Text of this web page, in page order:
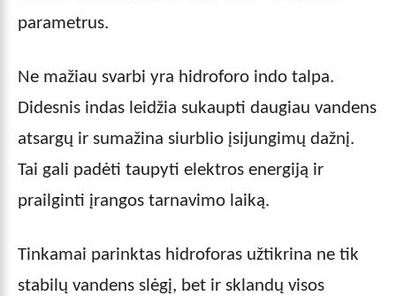
parametrus.
Ne mažiau svarbi yra hidroforo indo talpa.
Didesnis indas leidžia sukaupti daugiau vandens
atsargų ir sumažina siurblio įsijungimų dažnį.
Tai gali padėti taupyti elektros energiją ir
prailginti įrangos tarnavimo laiką.
Tinkamai parinktas hidroforas užtikrina ne tik
stabilų vandens slėgį, bet ir sklandų visos